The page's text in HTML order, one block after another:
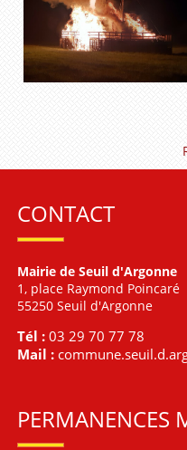
CONTACT
Mairie de Seuil d'Argonne
1, place Raymond Poincaré
55250 Seuil d'Argonne
Tél : 03 29 70 77 78
Mail :
PERMANENCES